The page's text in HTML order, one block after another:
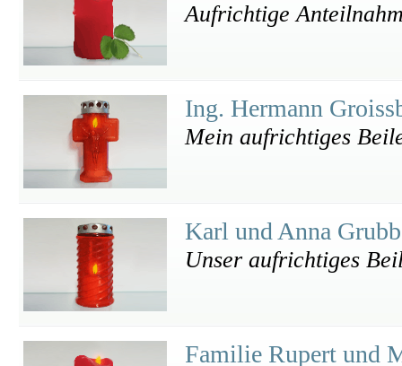
Aufrichtige
Ing. Hermann
Mein aufrichtiges
Karl und Anna
Unser aufrichtiges
Familie Rupert und